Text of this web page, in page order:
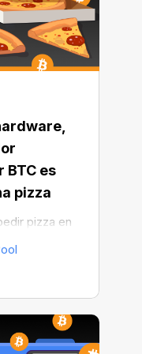
BTC es
pizza
pizza en
todavía se
un número
Pero
de Bitcoin es